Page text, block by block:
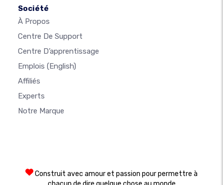
Société
À Propos
Centre De Support
Centre D’apprentissage
Emplois (English)
Affiliés
Experts
Notre Marque
Construit avec amour et passion pour permettre à